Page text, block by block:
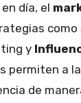
día, el
como
y
permiten a
de